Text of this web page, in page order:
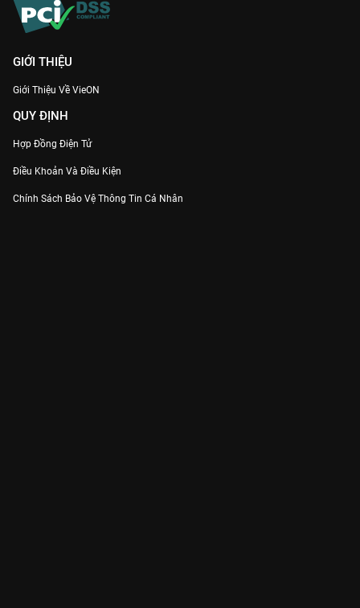
GIỚI THIỆU
Giới Thiệu Về VieON
QUY ĐỊNH
Hợp Đồng Điện Tử
Điều Khoản Và Điều Kiện
Chính Sách Bảo Vệ Thông Tin Cá Nhân